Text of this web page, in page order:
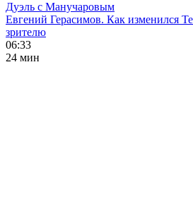
Дуэль с Манучаровым
Евгений Герасимов. Как изменился
зрителю
06:33
24 мин